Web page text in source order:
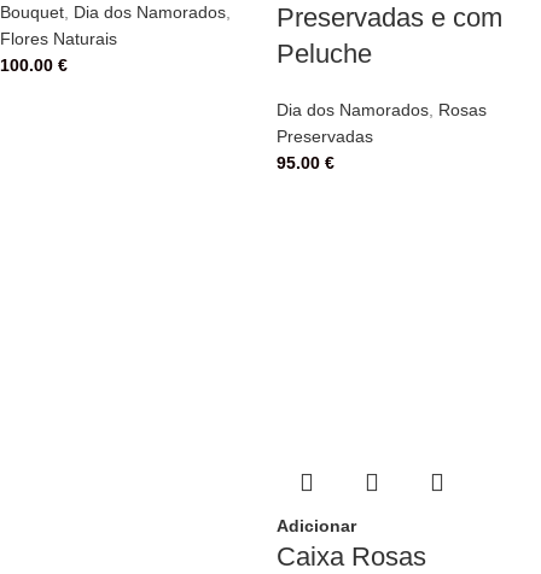
Bouquet Dia dos Namorados
Flores Naturais
100.00 €
Preservadas e com
Peluche
Dia dos Namorados, Rosas
Preservadas
95.00 €
Adicionar
Caixa Rosas